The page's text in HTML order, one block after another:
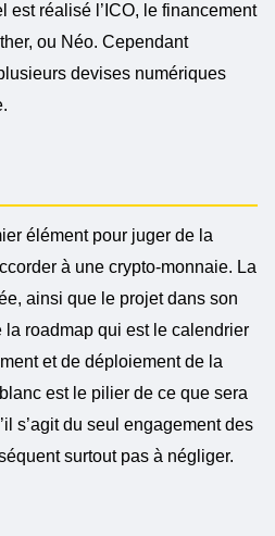
est réalisé l’ICO, le financement
ou Néo. Cependant
devises numériques
élément pour juger de la
à une crypto-monnaie. La
ainsi que le projet dans son
la roadmap qui est le calendrier
et de déploiement de la
est le pilier de ce que sera
s’agit du seul engagement des
surtout pas à négliger.